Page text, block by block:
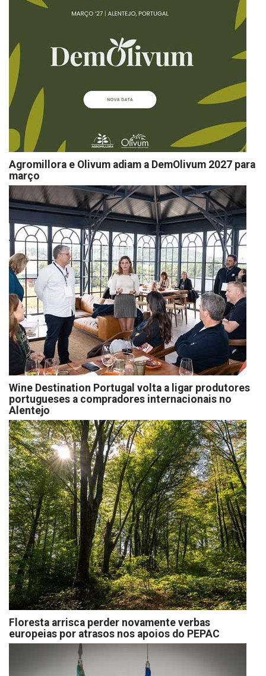
Agromillora e Olivum adiam a DemOlivum 2027 para
março
Wine Destination Portugal volta a ligar produtores
portugueses a compradores internacionais no
Alentejo
Floresta arrisca perder novamente verbas
europeias por atrasos nos apoios do PEPAC